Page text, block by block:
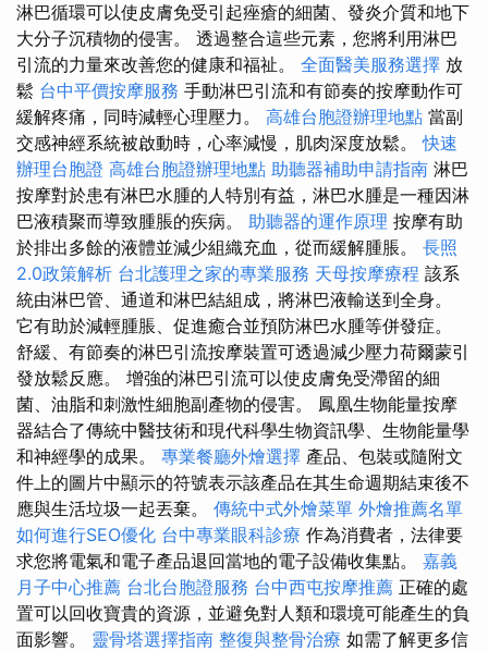
淋巴循環可以使皮膚免受引起痤瘡的細菌、發炎介質和地下
大分子沉積物的侵害。 透過整合這些元素，您將利用淋巴
引流的力量來改善您的健康和福祉。 全面醫美服務選擇 放
鬆 台中平價按摩服務 手動淋巴引流和有節奏的按摩動作可
緩解疼痛，同時減輕心理壓力。 高雄台胞證辦理地點 當副
交感神經系統被啟動時，心率減慢，肌肉深度放鬆。快速
辦理台胞證 高雄台胞證辦理地點 助聽器補助申請指南 淋巴
按摩對於患有淋巴水腫的人特別有益，淋巴水腫是一種因淋
巴液積聚而導致腫脹的疾病。 助聽器的運作原理 按摩有助
於排出多餘的液體並減少組織充血，從而緩解腫脹。 長照
2.0政策解析 台北護理之家的專業服務 天母按摩療程 該系
統由淋巴管、通道和淋巴結組成，將淋巴液輸送到全身。
它有助於減輕腫脹、促進癒合並預防淋巴水腫等併發症。
舒緩、有節奏的淋巴引流按摩裝置可透過減少壓力荷爾蒙引
發放鬆反應。 增強的淋巴引流可以使皮膚免受滯留的細
菌、油脂和刺激性細胞副產物的侵害。 鳳凰生物能量按摩
器結合了傳統中醫技術和現代科學生物資訊學、生物能量學
和神經學的成果。 專業餐廳外燴選擇 產品、包裝或隨附文
件上的圖片中顯示的符號表示該產品在其生命週期結束後不
應與生活垃圾一起丟棄。 傳統中式外燴菜單 外燴推薦名單
如何進行SEO優化 台中專業眼科診療 作為消費者，法律要
求您將電氣和電子產品退回當地的電子設備收集點。 嘉義
月子中心推薦 台北台胞證服務 台中西屯按摩推薦 正確的處
置可以回收寶貴的資源，並避免對人類和環境可能產生的負
面影響。 靈骨塔選擇指南 整復與整骨治療 如需了解更多信